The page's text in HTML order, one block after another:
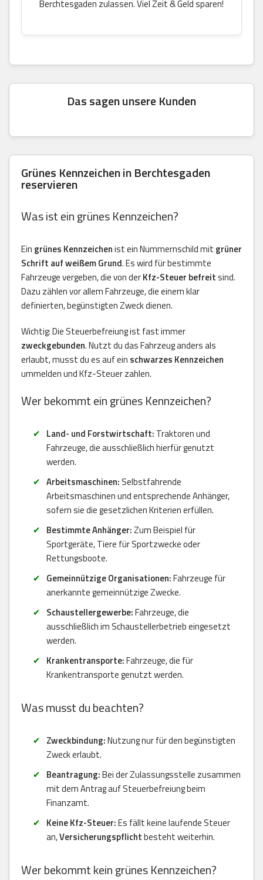
Berchtesgaden zulassen. Viel Zeit & Geld sparen!
Das sagen unsere Kunden
Grünes Kennzeichen in Berchtesgaden
reservieren
Was ist ein grünes Kennzeichen?
Ein grünes Kennzeichenist ein Nummernschild mit grüner
Schrift auf weißem Grund. Es wird für bestimmte
Fahrzeuge vergeben, die von derKfz-Steuer befreitsind.
Dazu zählen vor allem Fahrzeuge, die einem klar
definierten, begünstigten Zweck dienen.
Wichtig: Die Steuerbefreiung ist fast immer
zweckgebunden. Nutzt du das Fahrzeug anders als
erlaubt, musst du es auf ein schwarzes Kennzeichen
ummelden und Kfz-Steuer zahlen.
Wer bekommt ein grünes Kennzeichen?
Land- und Forstwirtschaft: Traktoren und
Fahrzeuge, die ausschließlich hierfür genutzt
werden.
Arbeitsmaschinen: Selbstfahrende
Arbeitsmaschinen und entsprechende Anhänger,
sofern sie die gesetzlichen Kriterien erfüllen.
Bestimmte Anhänger:Zum Beispiel für
Sportgeräte, Tiere für Sportzwecke oder
Rettungsboote.
Gemeinnützige Organisationen:Fahrzeuge für
anerkannte gemeinnützige Zwecke.
Schaustellergewerbe:Fahrzeuge, die
ausschließlich im Schaustellerbetrieb eingesetzt
werden.
Krankentransporte:Fahrzeuge, die für
Krankentransporte genutzt werden.
Was musst du beachten?
Zweckbindung:Nutzung nur für den begünstigten
Zweck erlaubt.
Beantragung:Bei der Zulassungsstelle zusammen
mit dem Antrag auf Steuerbefreiung beim
Finanzamt.
Keine Kfz-Steuer:Es fällt keine laufende Steuer
an,Versicherungspflichtbesteht weiterhin.
Wer bekommt kein grünes Kennzeichen?